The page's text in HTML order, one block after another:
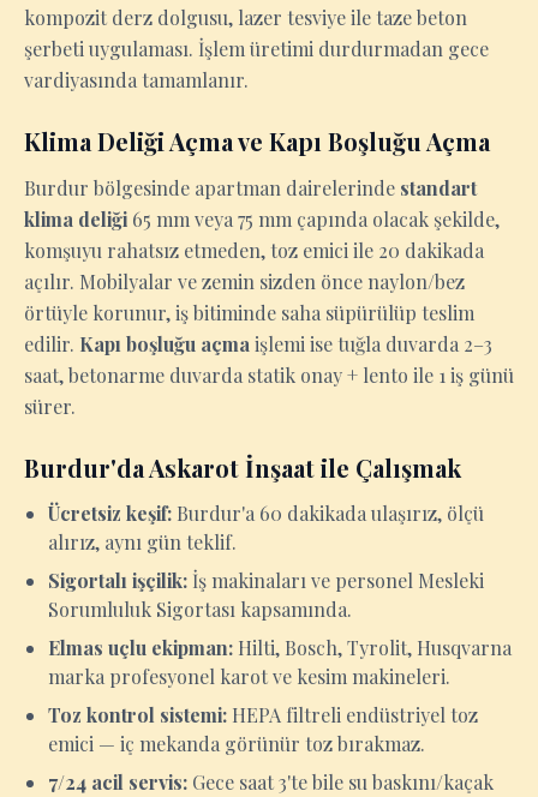
kompozit derz dolgusu, lazer tesviye ile taze beton
şerbeti uygulaması. İşlem üretimi durdurmadan gece
vardiyasında tamamlanır.
Klima Deliği Açma ve Kapı Boşluğu Açma
Burdur bölgesinde apartman dairelerinde standart
klima deliği 65 mm veya 75 mm çapında olacak şekilde,
komşuyu rahatsız etmeden, toz emici ile 20 dakikada
açılır. Mobilyalar ve zemin sizden önce naylon/bez
örtüyle korunur, iş bitiminde saha süpürülüp teslim
edilir. Kapı boşluğu açma işlemi ise tuğla duvarda 2–3
saat, betonarme duvarda statik onay + lento ile 1 iş günü
sürer.
Burdur'da Askarot İnşaat ile Çalışmak
Ücretsiz keşif: Burdur'a 60 dakikada ulaşırız, ölçü
alırız, aynı gün teklif.
Sigortalı işçilik: İş makinaları ve personel Mesleki
Sorumluluk Sigortası kapsamında.
Elmas uçlu ekipman: Hilti, Bosch, Tyrolit, Husqvarna
marka profesyonel karot ve kesim makineleri.
Toz kontrol sistemi: HEPA filtreli endüstriyel toz
emici — iç mekanda görünür toz bırakmaz.
7/24 acil servis: Gece saat 3'te bile su baskını/kaçak